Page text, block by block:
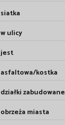
siatka
w ulicy
jest
asfaltowa/kostka
działki zabudowane
obrzeża miasta